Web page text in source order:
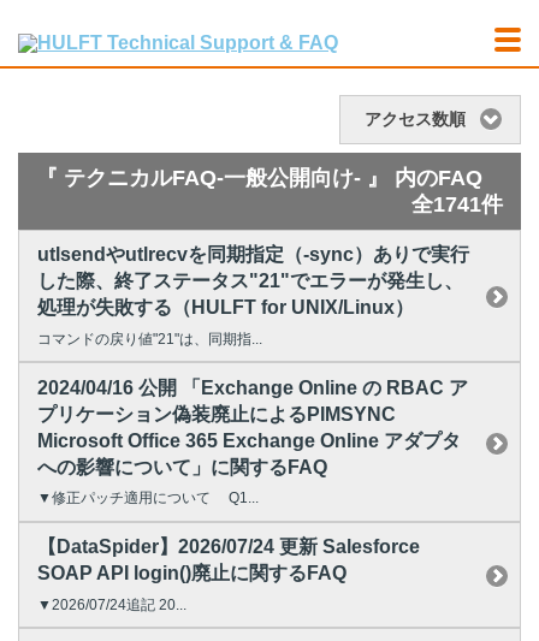
アクセス数順
『 テクニカルFAQ-一般公開向け- 』 内のFAQ
全1741件
utlsendやutlrecvを同期指定（-sync）ありで実行
した際、終了ステータス"21"でエラーが発生し、
処理が失敗する（HULFT for UNIX/Linux）
コマンドの戻り値"21"は、同期指...
2024/04/16 公開 「Exchange Online の RBAC ア
プリケーション偽装廃止によるPIMSYNC
Microsoft Office 365 Exchange Online アダプタ
への影響について」に関するFAQ
▼修正パッチ適用について Q1...
【DataSpider】2026/07/24 更新 Salesforce
SOAP API login()廃止に関するFAQ
▼2026/07/24追記 20...